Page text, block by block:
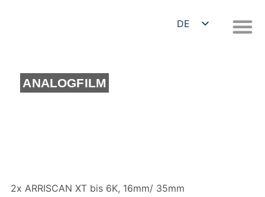
DE
ANALOGFILM
2x ARRISCAN XT bis 6K, 16mm/ 35mm